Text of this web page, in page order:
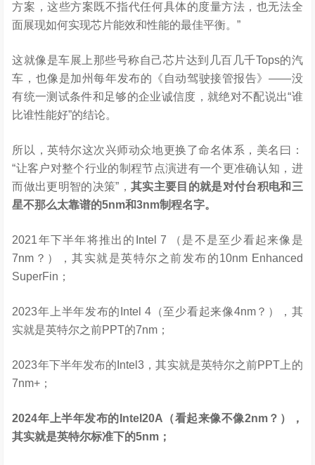
方案，这些方案既不指代任何具体的度量方法，也无法全
面展现如何实现芯片能效和性能的最佳平衡。”
这就像是车展上那些号称自己芯片达到几百几千Tops的汽
车，也像是加州每年发布的《自动驾驶接管报告》——没
有统一测试条件和足够的企业诚信度，就绝对不配说出“谁
比谁性能好”的结论。
所以，英特尔这次兴师动众地更换了命名体系，美名曰：
“让客户对整个行业的制程节点演进有一个更准确认知，进
而做出更明智的决策”，其实主要目的就是对付台积电和三
星不那么太靠谱的5nm和3nm制程名字。
2021年下半年将推出的Intel 7 （是不是至少看起来像是
7nm？），其实就是英特尔之前发布的10nm Enhanced
SuperFin；
2023年上半年发布的Intel 4（至少看起来像4nm？），其
实就是英特尔之前PPT的7nm；
2023年下半年发布的Intel3，其实就是英特尔之前PPT上的
7nm+；
2024年上半年发布的Intel20A（看起来像不像2nm？），
其实就是英特尔标准下的5nm；